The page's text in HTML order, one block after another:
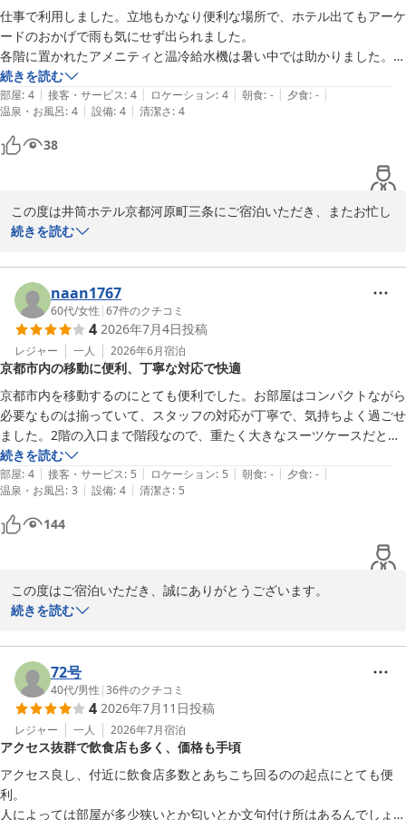
仕事で利用しました。立地もかなり便利な場所で、ホテル出てもアーケ
ードのおかげで雨も気にせず出られました。
各階に置かれたアメニティと温冷給水機は暑い中では助かりました。部
屋もしっかり冷えたし、概ね満足です。
続きを読む
部屋: 4 | 接客・サービス: 4 | ロケーション: 4 | 朝食: - | 夕食: - |
温泉・お風呂: 4 | 設備: 4 | 清潔さ: 4
38
この度は井筒ホテル京都河原町三条にご宿泊いただき、またお忙し
い中口コミをご投稿いただきまして誠にありがとうございます。
満足いただけたようで大変嬉しく存じます。アーケードが近く、雨
の日でも快適にお出かけいただけたとのこと、また各階のアメニテ
ィや温冷給水機、お部屋の空調につきましてもお役に立てたようで
何よりでございます。
今後もビジネスや観光を問わず、皆様に快適にお過ごしいただける
ホテルを目指して努めてまいります。
また京都へお越しの際は、ぜひ当ホテルをご利用くださいませ。
スタッフ一同、心よりお待ちしております。
井筒ホテル京都河原町三条
2026-07-29
続きを読む
naan1767
60代/女性 |67件のクチコミ
4 2026年7月4日投稿
レジャー 一人 2026年6月宿泊
京都市内の移動に便利、丁寧な対応で快適
京都市内を移動するのにとても便利でした。お部屋はコンパクトながら
必要なものは揃っていて、スタッフの対応が丁寧で、気持ちよく過ごせ
ました。2階の入口まで階段なので、重たく大きなスーツケースだとあ
げるのが大変かも。入口のKi-Yanさんの壁画が素敵でした（知る人ぞ知
るかもですが）。
続きを読む
部屋: 4 | 接客・サービス: 5 | ロケーション: 5 | 朝食: - | 夕食: - |
温泉・お風呂: 3 | 設備: 4 | 清潔さ: 5
144
この度はご宿泊いただき、誠にありがとうございます。
立地やスタッフの対応についてお褒めいただき、大変嬉しく存じま
口の壁画にもお気づきいただきありがとうございます。
階段につきましてはご不便をおかけする場合もございますが、貴重
なご意見として今後のご案内に活かしてまいります。
また京都へお越しの際は、ぜひ当ホテルをご利用くださいませ。
井筒ホテル京都河原町三条
2026-07-19
続きを読む
72号
40代/男性 |36件のクチコミ
4 2026年7月11日投稿
レジャー 一人 2026年7月宿泊
アクセス抜群で飲食店も多く、価格も手頃
アクセス良し、付近に飲食店多数とあちこち回るのの起点にとても便
利。
人によっては部屋が多少狭いとか匂いとか文句付け所はあるんでしょう